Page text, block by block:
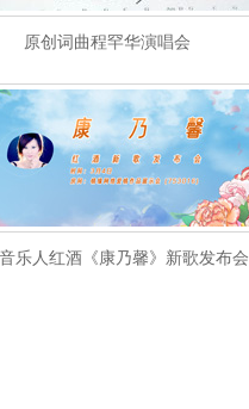
原创词曲程罕华演唱会
乐人红酒《康乃馨》新歌发布会